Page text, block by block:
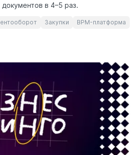
в 4–5 раз.
Закупки BPM-платформа